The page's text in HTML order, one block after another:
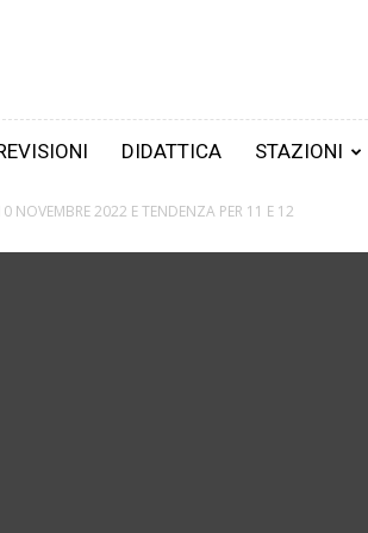
DIDATTICA STAZIONI
NOVEMBRE 2022 E TENDENZA PER 11 E 12